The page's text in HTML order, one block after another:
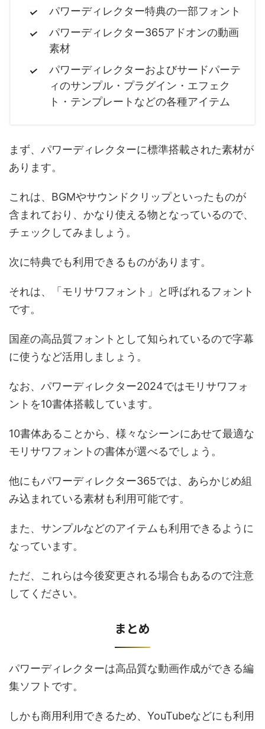
パワーディレクター特典の一部フォント
パワーディレクター365アドオンの動画
素材
パワーディレクターおよびサードパーテ
ィのサンプル・プラグイン・エフェク
ト・テンプレートなどの各種アイテム
まず、パワーディレクターに標準搭載された素材が
あります。
これは、BGMやサウンドクリップといったものが
含まれており、かなり使える物となっているので、
チェックしてみましょう。
次に特典でも利用できるものがあります。
それは、「モリサワフォント」と呼ばれるフォント
です。
国産の高品質フォントとして知られているので字幕
に使うなど活用しましょう。
なお、パワーディレクター2024ではモリサワフォ
ントを10書体搭載しています。
10書体あることから、様々なシーンにあせて最適な
モリサワフォントの書体が選べるでしょう。
他にもパワーディレクター365では、あらかじめ組
み込まれている素材も利用可能です。
また、サンプルなどのアイテムも利用できるように
なっています。
ただ、これらは今後変更される場合もあるので注意
してください。
まとめ
パワーディレクターは高品質な動画作成ができる編
集ソフトです。
しかも商用利用できるため、YouTubeなどにも利用